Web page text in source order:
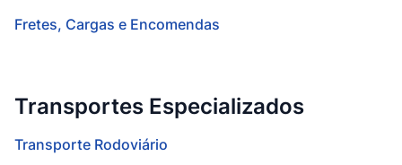
Fretes, Cargas e Encomendas
Transportes Especializados
Transporte Rodoviário